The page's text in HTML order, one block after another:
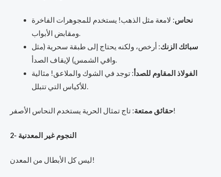
نحاس: لامعة مثل الذهب! يستخدم للمجوهرات الفاخرة
ومقابض الأبواب.
سبائك الزنك: أرخص، ولكنه يحتاج إلى طبقة سحرية (مثل
واقي الشمس) لإيقاف الصدأ.
الفولاذ المقاوم للصدأ: توجد في الشوك والملاعق! مثالية
للأكياس التي تتبلل.
حقائق ممتعة: تاج تمثال الحرية يستخدم النحاس الأصفر!
2- النجوم غير المعدنية
ليس كل الأبطال من المعدن!